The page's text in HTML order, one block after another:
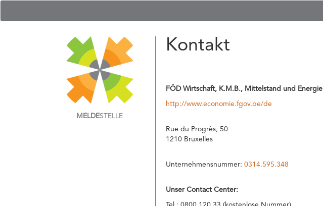
MELDESTELLE
Kontakt
FÖD Wirtschaft, K.M.B., Mittelstand und Energie
http://www.economie.fgov.be/de
Rue du Progrès, 50
1210 Bruxelles
Unternehmensnummer: 0314.595.348
Unser Contact Center: